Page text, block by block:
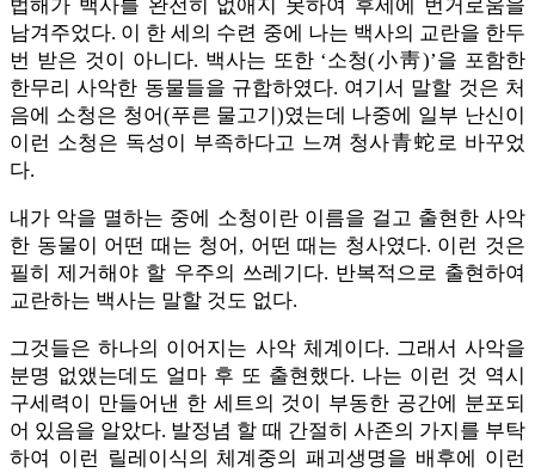
법해가 백사를 완전히 없애지 못하여 후세에 번거로움을
남겨주었다. 이 한 세의 수련 중에 나는 백사의 교란을 한두
번 받은 것이 아니다. 백사는 또한 ‘소청(小靑)’을 포함한
한무리 사악한 동물들을 규합하였다. 여기서 말할 것은 처
음에 소청은 청어(푸른 물고기)였는데 나중에 일부 난신이
이런 소청은 독성이 부족하다고 느껴 청사青蛇로 바꾸었
다.
내가 악을 멸하는 중에 소청이란 이름을 걸고 출현한 사악
한 동물이 어떤 때는 청어, 어떤 때는 청사였다. 이런 것은
필히 제거해야 할 우주의 쓰레기다. 반복적으로 출현하여
교란하는 백사는 말할 것도 없다.
그것들은 하나의 이어지는 사악 체계이다. 그래서 사악을
분명 없앴는데도 얼마 후 또 출현했다. 나는 이런 것 역시
구세력이 만들어낸 한 세트의 것이 부동한 공간에 분포되
어 있음을 알았다. 발정념 할 때 간절히 사존의 가지를 부탁
하여 이런 릴레이식의 체계중의 패괴생명을 배후에 이런